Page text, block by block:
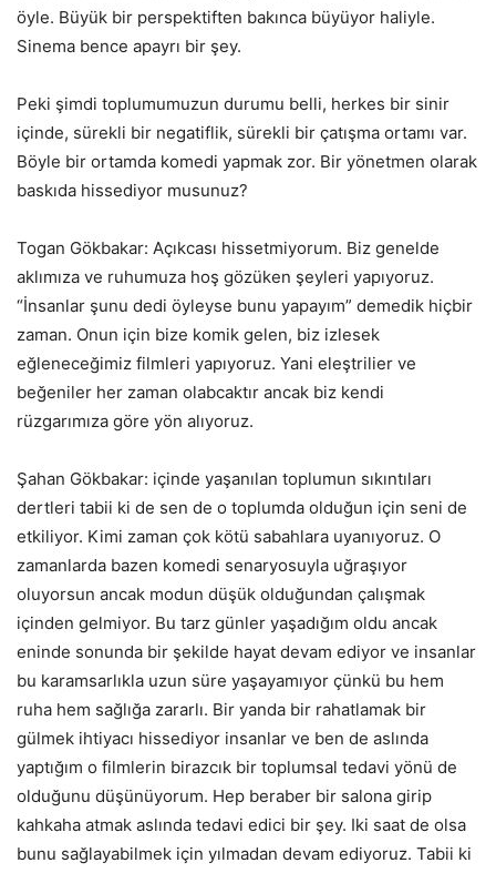
öyle. Büyük bir perspektiften bakınca büyüyor haliyle.
Sinema bence apayrı bir şey.
Peki şimdi toplumumuzun durumu belli, herkes bir sinir
içinde, sürekli bir negatiflik, sürekli bir çatışma ortamı var.
Böyle bir ortamda komedi yapmak zor. Bir yönetmen olarak
baskıda hissediyor musunuz?
Togan Gökbakar: Açıkcası hissetmiyorum. Biz genelde
aklımıza ve ruhumuza hoş gözüken şeyleri yapıyoruz.
“İnsanlar şunu dedi öyleyse bunu yapayım” demedik hiçbir
zaman. Onun için bize komik gelen, biz izlesek
eğleneceğimiz filmleri yapıyoruz. Yani eleştrilier ve
beğeniler her zaman olabcaktır ancak biz kendi
rüzgarımıza göre yön alıyoruz.
Şahan Gökbakar: içinde yaşanılan toplumun sıkıntıları
dertleri tabii ki de sen de o toplumda olduğun için seni de
etkiliyor. Kimi zaman çok kötü sabahlara uyanıyoruz. O
zamanlarda bazen komedi senaryosuyla uğraşıyor
oluyorsun ancak modun düşük olduğundan çalışmak
içinden gelmiyor. Bu tarz günler yaşadığım oldu ancak
eninde sonunda bir şekilde hayat devam ediyor ve insanlar
bu karamsarlıkla uzun süre yaşayamıyor çünkü bu hem
ruha hem sağlığa zararlı. Bir yanda bir rahatlamak bir
gülmek ihtiyacı hissediyor insanlar ve ben de aslında
yaptığım o filmlerin birazcık bir toplumsal tedavi yönü de
olduğunu düşünüyorum. Hep beraber bir salona girip
kahkaha atmak aslında tedavi edici bir şey. Iki saat de olsa
bunu sağlayabilmek için yılmadan devam ediyoruz. Tabii ki